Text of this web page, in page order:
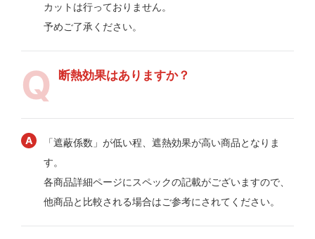
カットは行っておりません。
予めご了承ください。
断熱効果はありますか？
「遮蔽係数」が低い程、遮熱効果が高い商品となりま
す。
各商品詳細ページにスペックの記載がございますので、
他商品と比較される場合はご参考にされてください。